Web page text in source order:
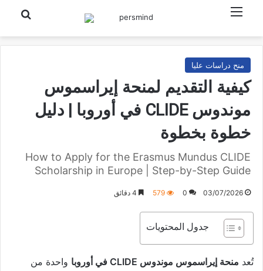
بحث عن
منح دراسات عليا
كيفية التقديم لمنحة إيراسموس
موندوس CLIDE في أوروبا | دليل
خطوة بخطوة
How to Apply for the Erasmus Mundus CLIDE
Scholarship in Europe | Step-by-Step Guide
03/07/2026
0
579
جدول المحتويات
تُعد منحة إيراسموس موندوس CLIDE في أوروبا
واحدة من